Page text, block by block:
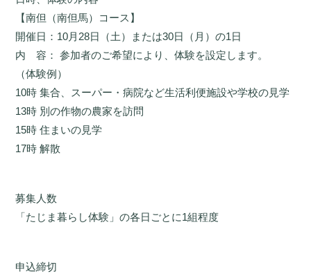
【南但（南但馬）コース】
開催日：10月28日（土）または30日（月）の1日
内 容： 参加者のご希望により、体験を設定します。
（体験例）
10時 集合、スーパー・病院など生活利便施設や学校の見学
13時 別の作物の農家を訪問
15時 住まいの見学
17時 解散
募集人数
「たじま暮らし体験」の各日ごとに1組程度
申込締切